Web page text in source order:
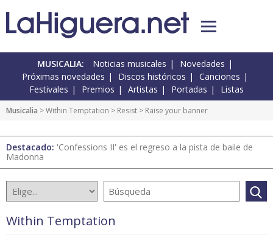
MUSICALIA: Noticias musicales
Novedades
Próximas novedades
Discos históricos
Canciones
Festivales
Premios Artistas Portadas Listas
Musicalia >Within Temptation > Resist > Raise your banner
Destacado: 'Confessions II' es el regreso a la pista de baile de
Madonna
Within Temptation